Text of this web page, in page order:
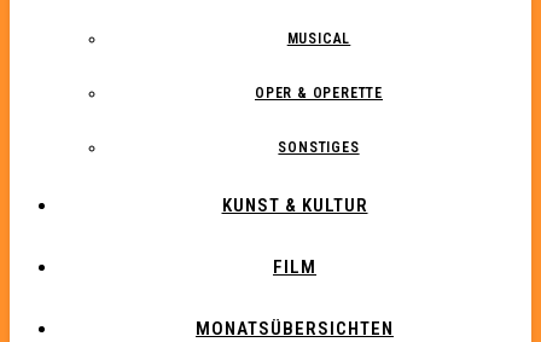
MUSICAL
OPER & OPERETTE
SONSTIGES
KUNST & KULTUR
FILM
MONATSÜBERSICHTEN